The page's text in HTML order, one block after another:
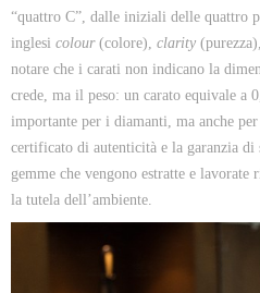
“quattro C”, dalle iniziali delle quattro
inglesi colour(colore), clarity (purezza),
notare che i carati non indicano la
crede, ma il peso: un carato equivale a
importante per i diamanti, ma anche
certificato di autenticità e la garanzia di
gemme che vengono estratte e
la tutela dell’ambiente.